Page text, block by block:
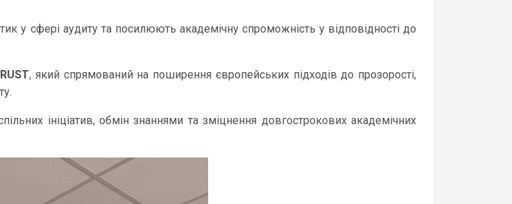
у сфері аудиту та посилюють академічну спроможність у відповідності до
, який спрямований на поширення європейських підходів до прозорості,
ініціатив, обмін знаннями та зміцнення довгострокових академічних